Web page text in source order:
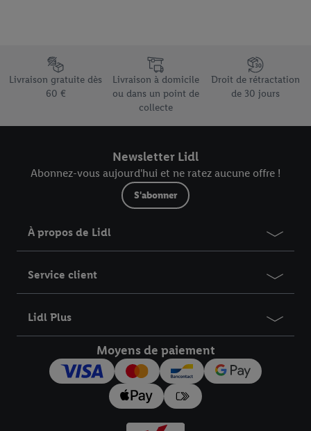
Élément du pied de page avec les différents arguments de
Livraison gratuite dès
60 €
Livraison à domicile
ou dans un point de
collecte
Droit de rétractation
de 30 jours
Newsletter Lidl
Abonnez-vous aujourd'hui et ne ratez aucune offre !
S'abonner
À propos de Lidl
Service client
Lidl Plus
Moyens de paiement